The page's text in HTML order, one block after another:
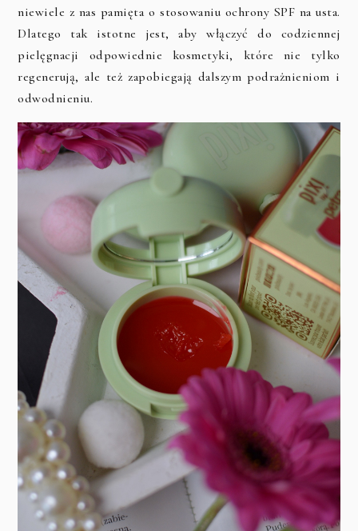
niewiele z nas pamięta o stosowaniu ochrony SPF na usta.
Dlatego tak istotne jest, aby włączyć do codziennej
pielęgnacji odpowiednie kosmetyki, które nie tylko
regenerują, ale też zapobiegają dalszym podrażnieniom i
odwodnieniu.